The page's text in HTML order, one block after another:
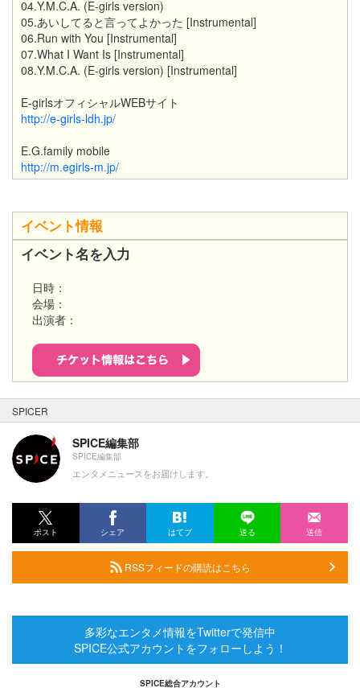
04.Y.M.C.A. (E-girls version)
05.あいしてると言ってよかった [Instrumental]
06.Run with You [Instrumental]
07.What I Want Is [Instrumental]
08.Y.M.C.A. (E-girls version) [Instrumental]
E-girlsオフィシャルWEBサイト
http://e-girls-ldh.jp/
E.G.family mobile
http://m.egirls-m.jp/
イベント情報
イベント名を入力
日時：
会場：
出演者：
SPICER
SPICE編集部
SPICE編集部
エンタメニュースをお届けします。
ポスト シェア はてブ 送る 送信
RSSフィードの購読はこちら
多彩なエンタメ情報をTwitterで発信中
SPICE公式アカウントをフォローしよう！
SPICE総合アカウント